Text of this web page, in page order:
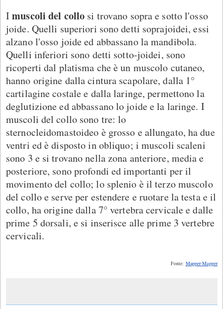
Imuscoli del collo si trovano sopra e sotto l'osso
joide. Quelli superiori sono detti soprajoidei, essi
alzano l'osso joide ed abbassano la mandibola.
Quelli inferiori sono detti sotto-joidei, sono
ricoperti dal platisma che è un muscolo cutaneo,
hanno origine dalla cintura scapolare, dalla 1°
cartilagine costale e dalla laringe, permettono la
deglutizione ed abbassano lo joide e la laringe. I
muscoli del collo sono tre: lo
sternocleidomastoideo è grosso e allungato, ha due
ventri ed è disposto in obliquo; i muscoli scaleni
sono 3 e si trovano nella zona anteriore, media e
posteriore, sono profondi ed importanti per il
movimento del collo; lo splenio è il terzo muscolo
del collo e serve per estendere e ruotare la testa e il
collo, ha origine dalla 7° vertebra cervicale e dalle
prime 5 dorsali, e si inserisce alle prime 3 vertebre
cervicali.
Fonte: Mapper-Mapper